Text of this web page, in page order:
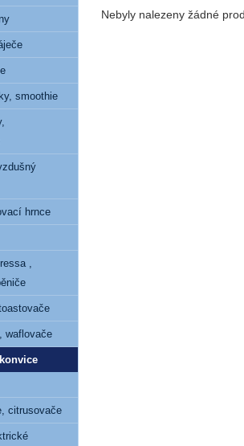
Nebyly nalezeny žádné
smoothie
hrnce
,
waflovače
citrusovače